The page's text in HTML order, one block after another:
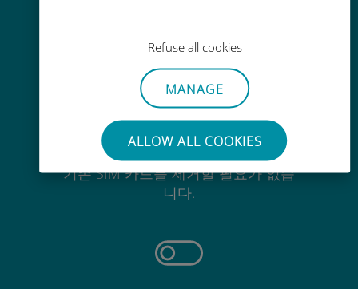
Refuse all cookies
MANAGE
ALLOW ALL COOKIES
간편한
기존 SIM 카드를 제거할 필요가 없습
니다.